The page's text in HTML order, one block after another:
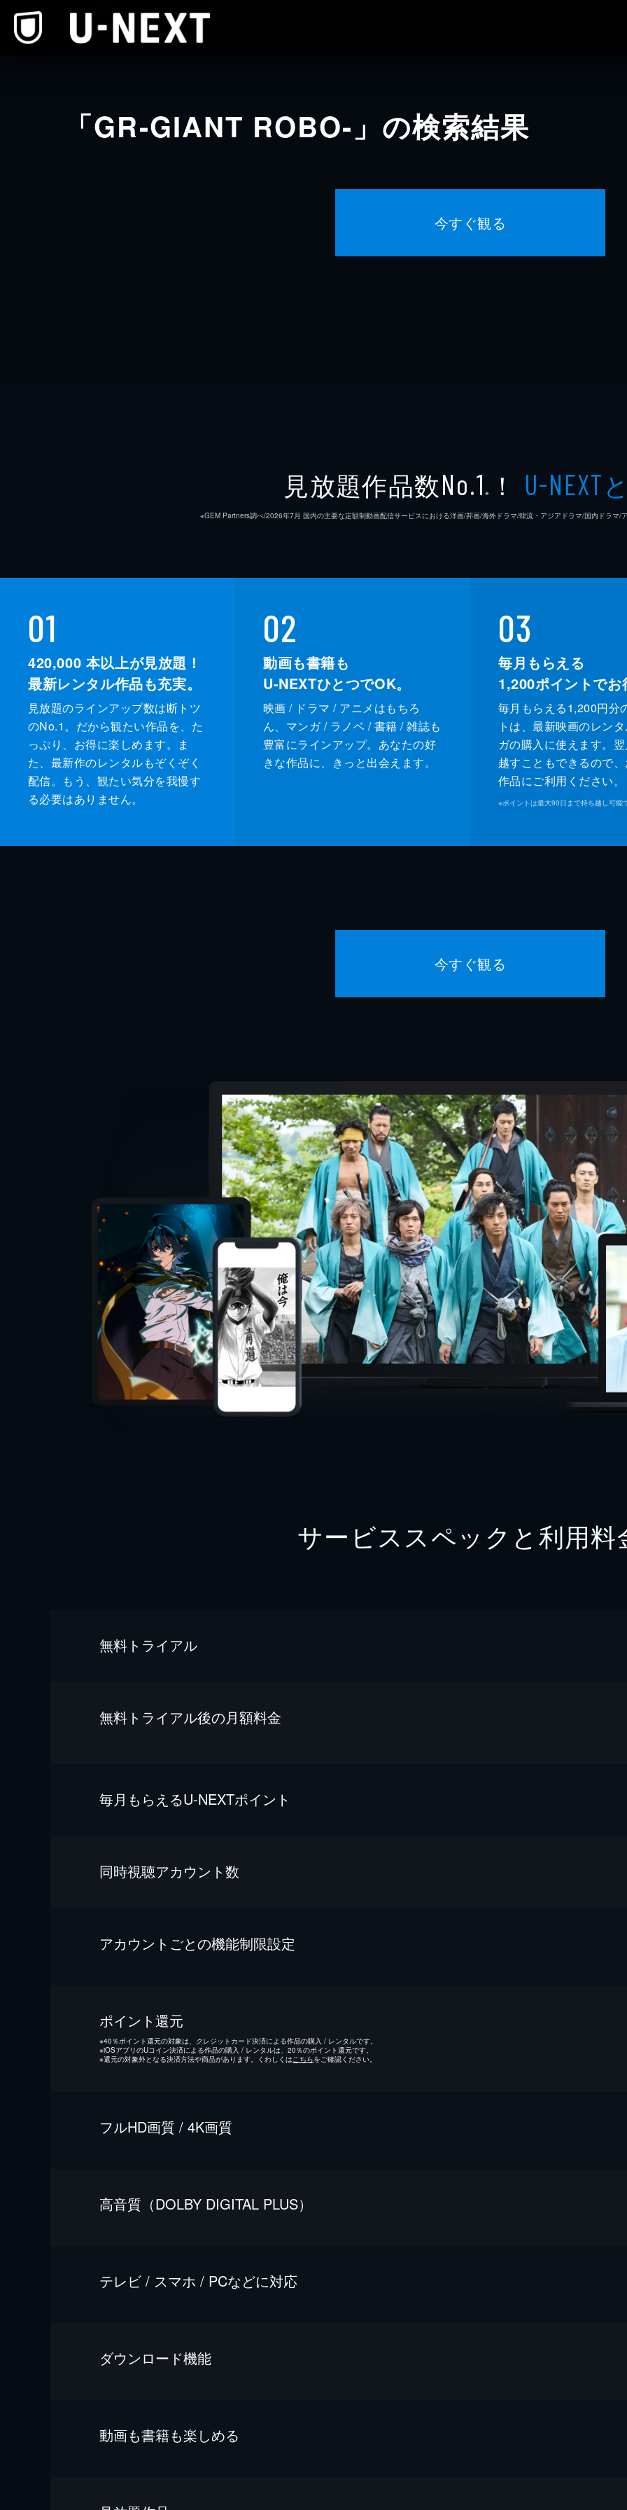
「GR-GIANT ROBO-」の検索結果
今すぐ観る
見放題作品数No.1 ※ ！ U-NEXT
※GEM Partners調べ/2026年7⽉ 国内の主要な定額制動画配信サービスにおける洋画/邦画/海外ドラマ/韓流・アジアドラマ/国内ドラマ/
01
420,000 本以上が見放題！
最新レンタル作品も充実。
見放題のラインアップ数は断トツ
のNo.1。だから観たい作品を、た
っぷり、お得に楽しめます。ま
た、最新作のレンタルもぞくぞく
配信。もう、観たい気分を我慢す
る必要はありません。
02
動画も書籍も
U-NEXTひとつでOK。
映画 / ドラマ / アニメはもちろ
ん、マンガ / ラノベ / 書籍 / 雑誌も
豊富にラインアップ。あなたの好
きな作品に、きっと出会えます。
03
毎月もらえる
1,200ポイントでお
毎月もらえる1,200円分
トは、最新映画のレン
ガの購入に使えます。
越すこともできるので
作品にご利用ください。
※ポイントは最大90日まで持ち越し可能
今すぐ観る
サービススペックと利用料
無料トライアル
無料トライアル後の⽉額料金
毎⽉もらえるU-NEXTポイント
同時視聴アカウント数
アカウントごとの機能制限設定
ポイント還元
※40％ポイント還元の対象は、クレジットカード決済による作品の購入 / レンタルです。
※iOSアプリのUコイン決済による作品の購入 / レンタルは、20％のポイント還元です。
※還元の対象外となる決済方法や商品があります。くわしくはこちらをご確認ください。
フルHD画質 / 4K画質
⾼⾳質（DOLBY DIGITAL PLUS）
テレビ / スマホ / PCなどに対応
ダウンロード機能
動画も書籍も楽しめる